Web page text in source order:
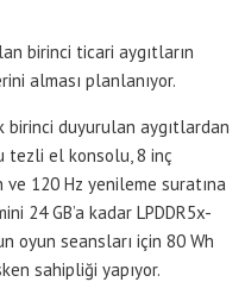
birinci ticari aygıtların
alması planlanıyor.
birinci duyurulan aygıtlardan
tezli el konsolu, 8 inç
120 Hz yenileme suratına
24 GB’a kadar LPDDR5x-
oyun seansları için 80 Wh
sahipliği yapıyor.